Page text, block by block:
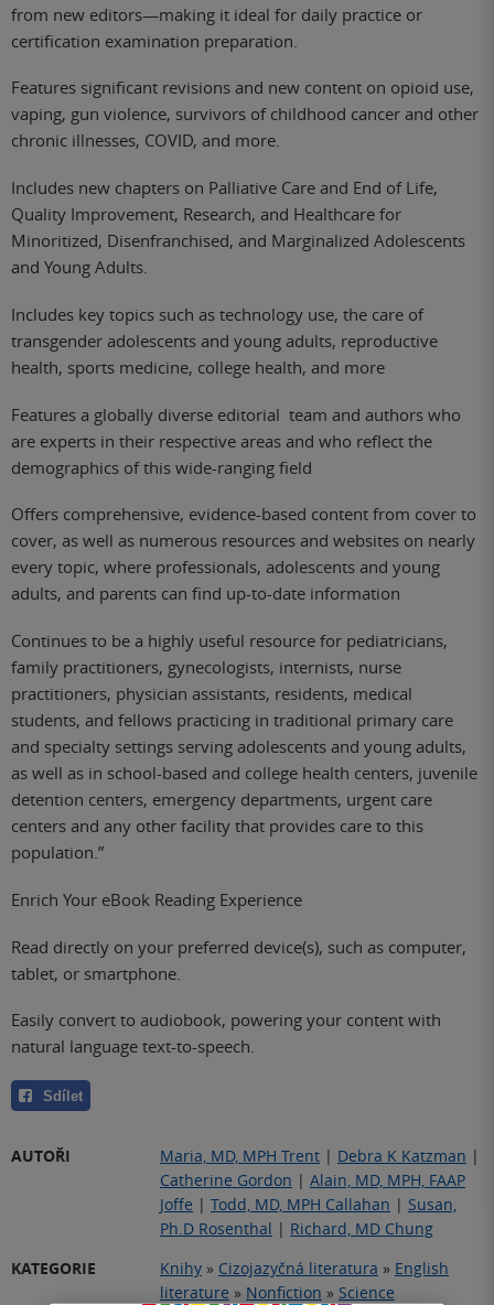
from new editors—making it ideal for daily practice or
certification examination preparation.
Features significant revisions and new content on opioid use,
vaping, gun violence, survivors of childhood cancer and other
chronic illnesses, COVID, and more.
Includes new chapters on Palliative Care and End of Life,
Quality Improvement, Research, and Healthcare for
Minoritized, Disenfranchised, and Marginalized Adolescents
and Young Adults.
Includes key topics such as technology use, the care of
transgender adolescents and young adults, reproductive
health, sports medicine, college health, and more
Features a globally diverse editorial team and authors who
are experts in their respective areas and who reflect the
demographics of this wide-ranging field
Offers comprehensive, evidence-based content from cover to
cover, as well as numerous resources and websites on nearly
every topic, where professionals, adolescents and young
adults, and parents can find up-to-date information
Continues to be a highly useful resource for pediatricians,
family practitioners, gynecologists, internists, nurse
practitioners, physician assistants, residents, medical
students, and fellows practicing in traditional primary care
and specialty settings serving adolescents and young adults,
as well as in school-based and college health centers, juvenile
detention centers, emergency departments, urgent care
centers and any other facility that provides care to this
population.”
Enrich Your eBook Reading Experience
Read directly on your preferred device(s), such as computer,
tablet, or smartphone.
Easily convert to audiobook, powering your content with
natural language text-to-speech.
Sdílet
AUTOŘI Maria, MD, MPH Trent | Debra K Katzman |
Catherine Gordon | Alain, MD, MPH, FAAP
Joffe | Todd, MD, MPH Callahan | Susan,
Ph.D Rosenthal | Richard, MD Chung
KATEGORIE
Knihy » Cizojazyčná literatura » English
literature » Nonfiction » Science